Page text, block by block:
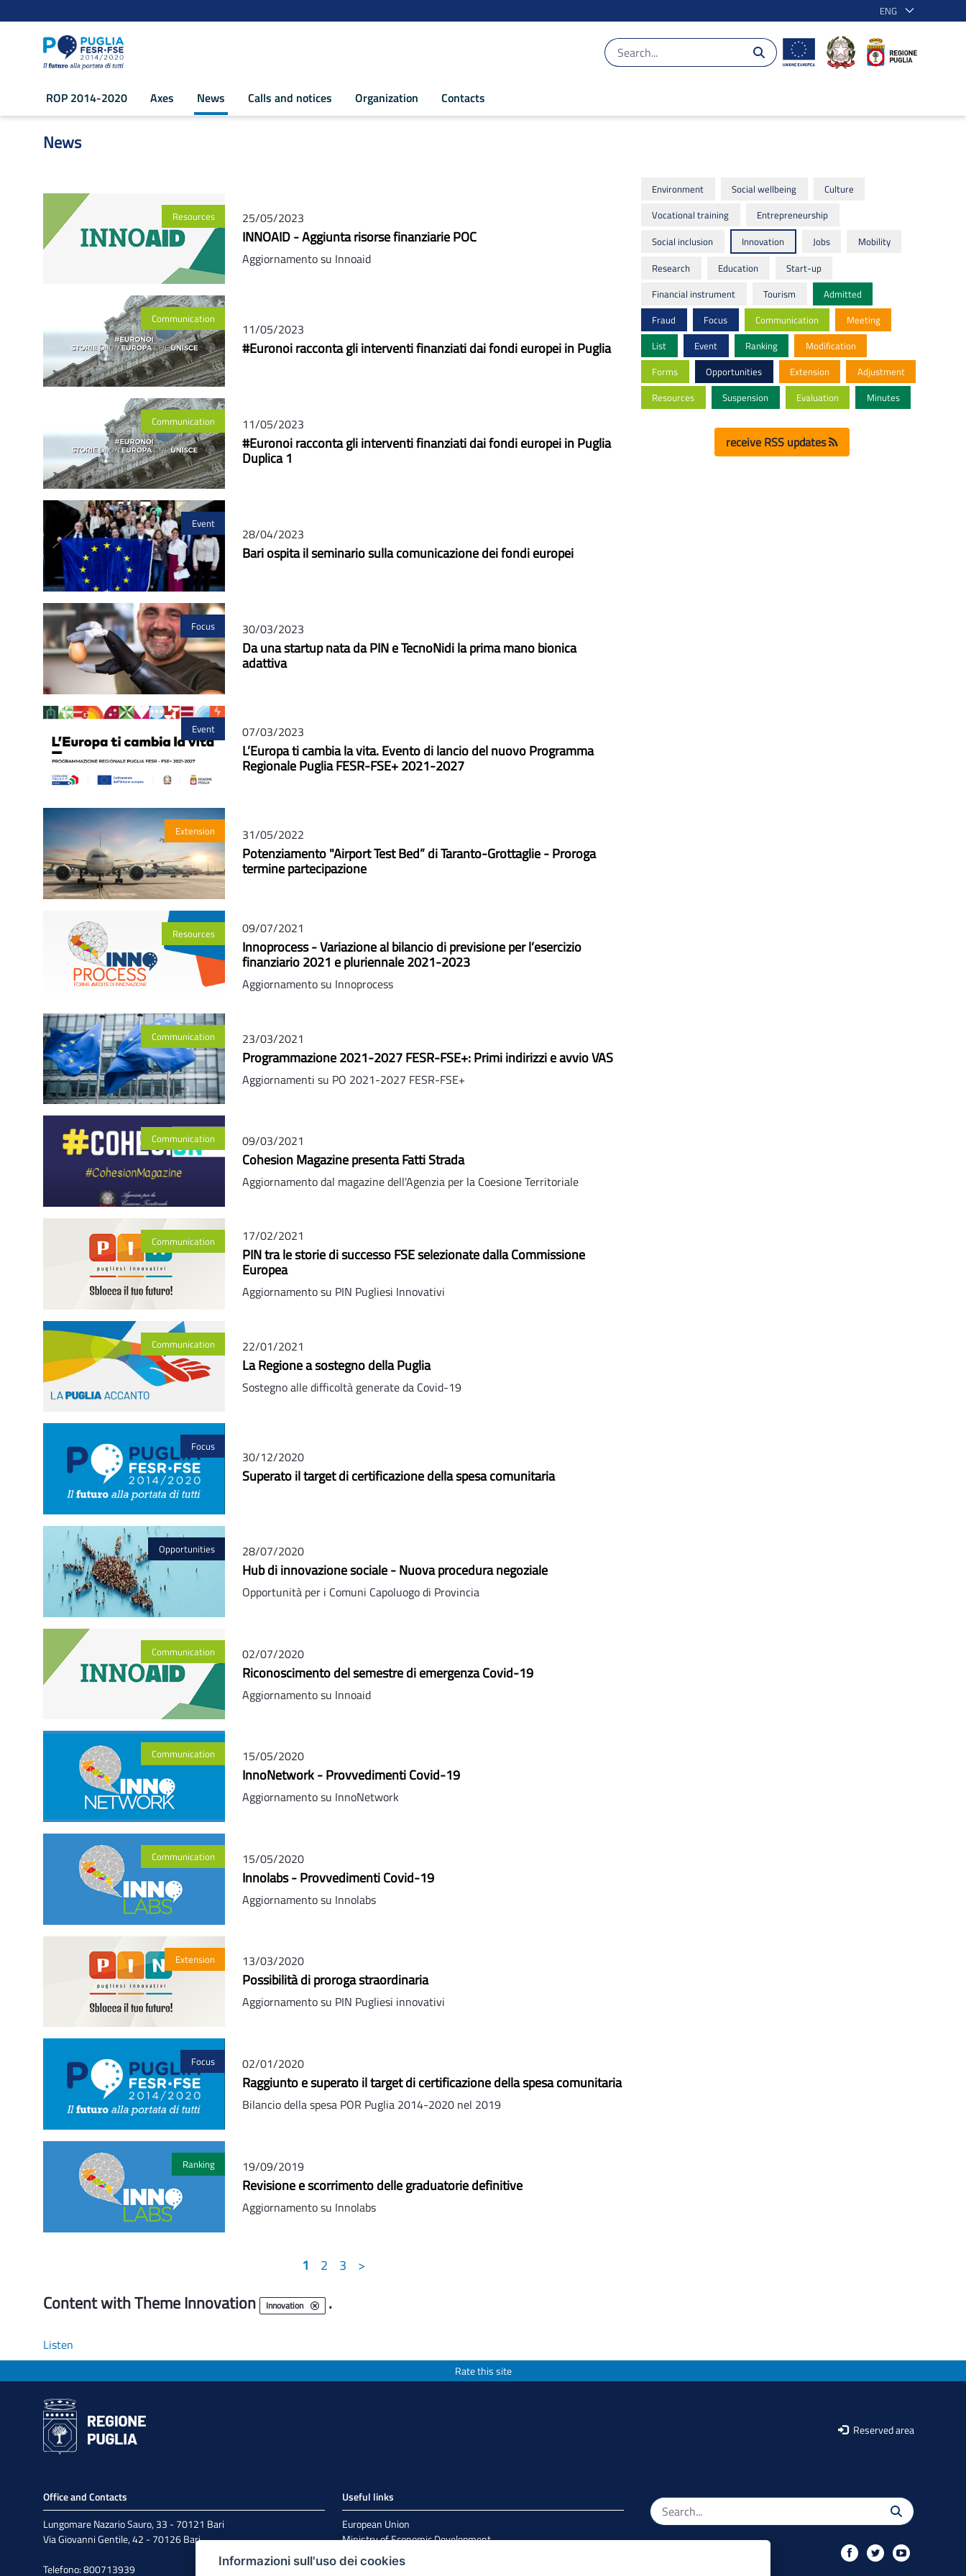
ENG
ROP 2014-2020 Axes News Calls and notices Organization Contacts
News - POR Puglia 2014-2020
News
Resources 25/05/2023
INNOAID - Aggiunta risorse finanziarie POC
Aggiornamento su Innoaid
Communication
11/05/2023
#Euronoi racconta gli interventi finanziati dai fondi europei in Puglia
Communication 11/05/2023
#Euronoi racconta gli interventi finanziati dai fondi europei in Puglia
Duplica 1
Event
28/04/2023
Bari ospita il seminario sulla comunicazione dei fondi europei
Focus 30/03/2023
Da una startup nata da PIN e TecnoNidi la prima mano bionica
adattiva
Event 07/03/2023
L’Europa ti cambia la vita. Evento di lancio del nuovo Programma
Regionale Puglia FESR-FSE+ 2021-2027
Extension 31/05/2022
Potenziamento "Airport Test Bed” di Taranto-Grottaglie - Proroga
termine partecipazione
Resources 09/07/2021
Innoprocess - Variazione al bilancio di previsione per l’esercizio
finanziario 2021 e pluriennale 2021-2023
Aggiornamento su Innoprocess
Communication 23/03/2021
Programmazione 2021-2027 FESR-FSE+: Primi indirizzi e avvio VAS
Aggiornamenti su PO 2021-2027 FESR-FSE+
Communication 09/03/2021
Cohesion Magazine presenta Fatti Strada
Aggiornamento dal magazine dell'Agenzia per la Coesione Territoriale
Communication 17/02/2021
PIN tra le storie di successo FSE selezionate dalla Commissione
Europea
Aggiornamento su PIN Pugliesi Innovativi
Communication 22/01/2021
La Regione a sostegno della Puglia
Sostegno alle difficoltà generate da Covid-19
Focus
30/12/2020
Superato il target di certificazione della spesa comunitaria
Opportunities 28/07/2020
Hub di innovazione sociale - Nuova procedura negoziale
Opportunità per i Comuni Capoluogo di Provincia
Communication 02/07/2020
Riconoscimento del semestre di emergenza Covid-19
Aggiornamento su Innoaid
Communication 15/05/2020
InnoNetwork - Provvedimenti Covid-19
Aggiornamento su InnoNetwork
Communication 15/05/2020
Innolabs - Provvedimenti Covid-19
Aggiornamento su Innolabs
Extension 13/03/2020
Possibilità di proroga straordinaria
Aggiornamento su PIN Pugliesi innovativi
Focus 02/01/2020
Raggiunto e superato il target di certificazione della spesa comunitaria
Bilancio della spesa POR Puglia 2014-2020 nel 2019
Ranking 19/09/2019
Revisione e scorrimento delle graduatorie definitive
Aggiornamento su Innolabs
1 2 3 >
Content with Theme Innovation Innovation .
Environment Social wellbeing
Culture
Vocational training
Entrepreneurship
Social inclusion
Innovation Jobs
Mobility
Research
Education
Start-up
Financial instrument
Tourism
Admitted
Fraud
Focus Communication
Meeting
List
Event Ranking
Modification
Forms
Opportunities Extension
Adjustment
Resources
Suspension Evaluation Minutes
receive RSS updates
Listen
Rate this site
Reserved area
Office and Contacts
Lungomare Nazario Sauro, 33 - 70121 Bari
Via Giovanni Gentile, 42 - 70126 Bari
Telefono: 800713939
Useful links
European Union
Ministry of Economic Development
Agenzia per la Coesione Territoriale
EuroPuglia
Informazioni sull'uso dei cookies